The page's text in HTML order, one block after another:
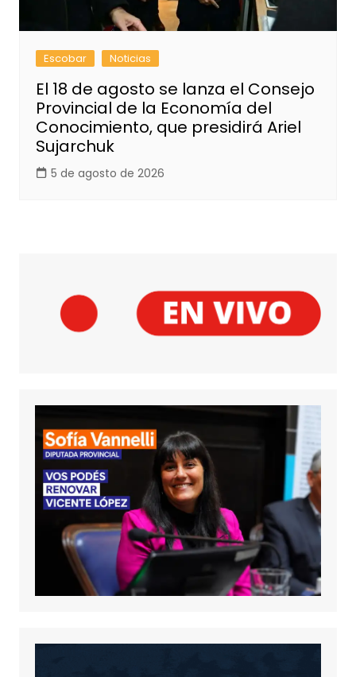
Escobar Noticias
El 18 de agosto se lanza el Consejo
Provincial de la Economía del
Conocimiento, que presidirá Ariel
Sujarchuk
5 de agosto de 2026